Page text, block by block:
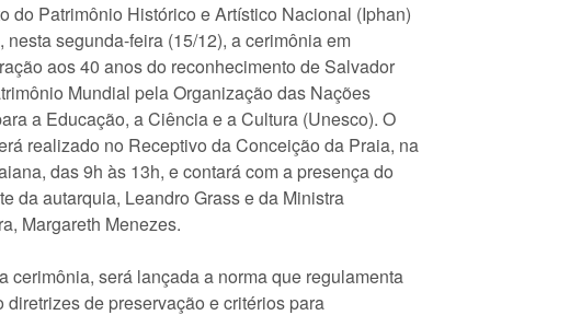
do Patrimônio Histórico e Artístico Nacional (Iphan)
nesta segunda-feira (15/12), a cerimônia em
aos 40 anos do reconhecimento de Salvador
Mundial pela Organização das Nações
a Educação, a Ciência e a Cultura (Unesco). O
realizado no Receptivo da Conceição da Praia, na
das 9h às 13h, e contará com a presença do
da autarquia, Leandro Grass e da Ministra
Margareth Menezes.
cerimônia, será lançada a norma que regulamenta
de preservação e critérios para